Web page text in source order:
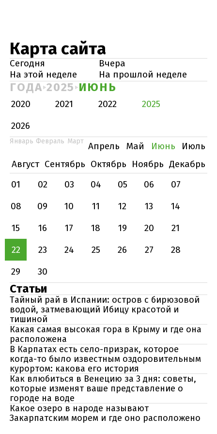
Карта сайта
Сегодня
Вчера
На этой неделе
На прошлой неделе
ГОДА 2025 ИЮНЬ
2020 2021 2022
2025
2026
Январь Февраль Март Апрель Май Июнь
Июль
Август Сентябрь Октябрь Ноябрь Декабрь
01
02 03 04 05 06
07
08
09 10 11 12 13
14
15
16 17 18 19 20
21
22
23 24 25 26 27
28
29
30
Статьи
Тайный рай в Испании: остров с бирюзовой
водой, затмевающий Ибицу красотой и
тишиной
Какая самая высокая гора в Крыму и где она
расположена
В Карпатах есть село-призрак, которое
когда-то было известным оздоровительным
курортом: какова его история
Как влюбиться в Венецию за 3 дня: советы,
которые изменят ваше представление о
городе на воде
Какое озеро в народе называют
Закарпатским морем и где оно расположено